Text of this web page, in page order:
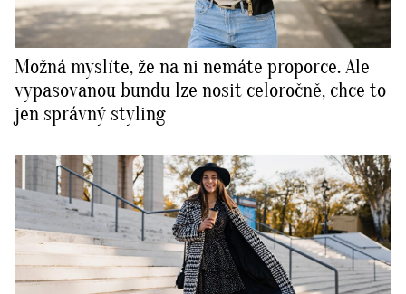
Možná myslíte, že na ni nemáte proporce. Ale
vypasovanou bundu lze nosit celoročně, chce to
jen správný styling